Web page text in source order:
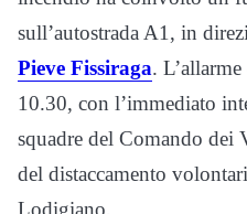
sull’autostrada A1, in
Pieve Fissiraga.
10.30, con l’immediato
squadre del Comando
del distaccamento